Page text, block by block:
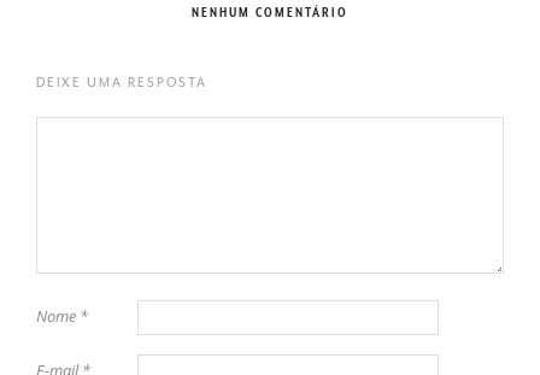
NENHUM COMENTÁRIO
DEIXE UMA RESPOSTA
Nome *
E-mail*